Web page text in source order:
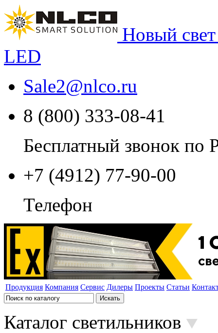
Новый
LED
Sale2@nlco.ru
8 (800) 333-08-41
Бесплатный звонок по
+7 (4912) 77-90-00
Телефон
Продукция Компания Сервис Дилеры Проекты Статьи
Каталог светильников